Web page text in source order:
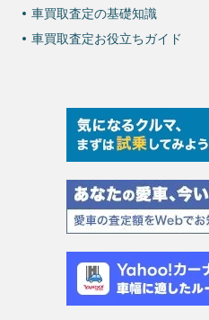
車買取査定の基礎知識
車買取査定お役立ちガイド